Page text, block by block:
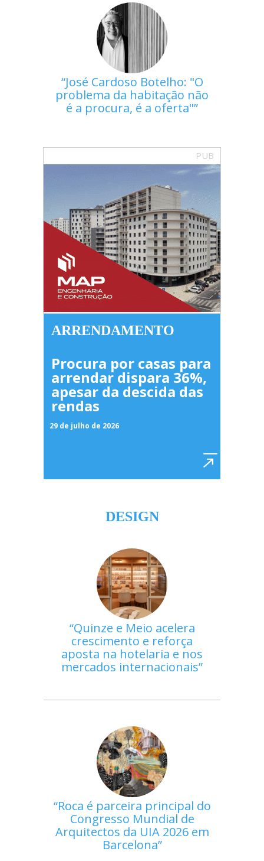
José Cardoso Botelho: "O
problema da habitação não
é a procura, é a oferta"
PUB
ARRENDAMENTO
Procura por casas para
arrendar dispara 36%,
apesar da descida das
rendas
29 de julho de 2026
DESIGN
Quinze e Meio acelera
crescimento e reforça
aposta na hotelaria e nos
mercados internacionais
Roca é parceira principal do
Congresso Mundial de
Arquitectos da UIA 2026 em
Barcelona